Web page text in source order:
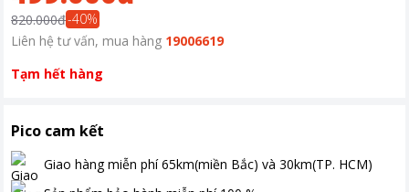
820.000đ-40%
Liên hệ tư vấn, mua hàng 19006619
Tạm hết hàng
Pico cam kết
Giao hàng miễn phí 65km(miền Bắc) và 30km(TP. HCM)